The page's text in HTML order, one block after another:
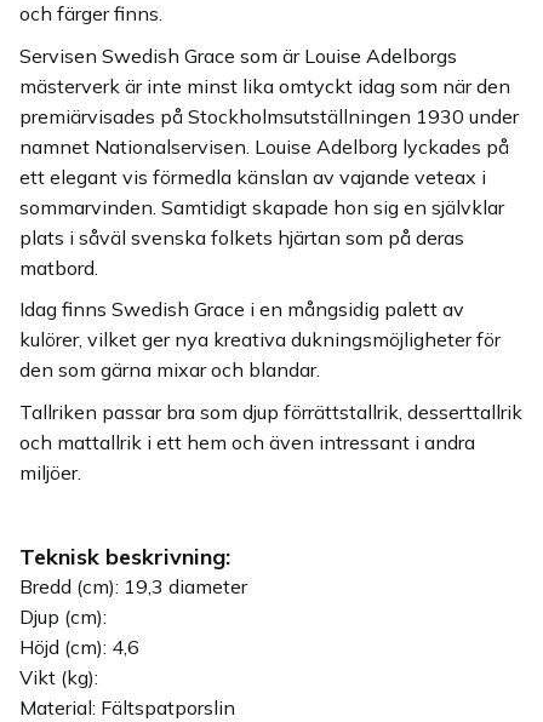
och färger finns.
Servisen Swedish Grace som är Louise Adelborgs
mästerverk är inte minst lika omtyckt idag som när den
premiärvisades på Stockholmsutställningen 1930 under
namnet Nationalservisen. Louise Adelborg lyckades på
ett elegant vis förmedla känslan av vajande veteax i
sommarvinden. Samtidigt skapade hon sig en självklar
plats i såväl svenska folkets hjärtan som på deras
matbord.
Idag finns Swedish Grace i en mångsidig palett av
kulörer, vilket ger nya kreativa dukningsmöjligheter för
den som gärna mixar och blandar.
Tallriken passar bra som djup förrättstallrik, desserttallrik
och mattallrik i ett hem och även intressant i andra
miljöer.
Teknisk beskrivning:
Bredd (cm): 19,3 diameter
Djup (cm):
Höjd (cm): 4,6
Vikt (kg):
Material: Fältspatporslin